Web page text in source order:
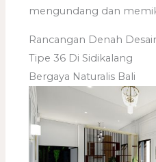
mengundang dan
Rancangan Denah
Tipe 36 Di Sidikalang
Bergaya Naturalis Bali